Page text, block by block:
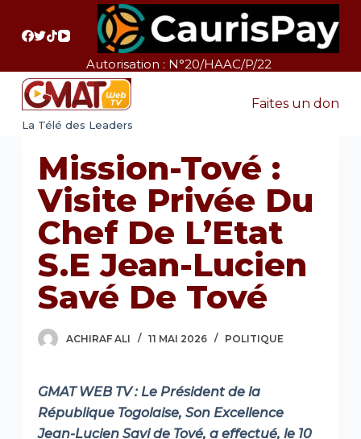
a
Autorisation : N°20/HAAC/P/22
La Télé des Leaders
Faites un don
Mission-Tové :
Visite Privée Du
Chef De L’Etat
S.E Jean-Lucien
Savé De Tové
ACHIRAF ALI 11 MAI 2026 POLITIQUE
GMAT WEB TV : Le Président de la
République Togolaise, Son Excellence
Jean-Lucien Savi de Tové, a effectué, le 10